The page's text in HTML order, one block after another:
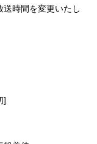
時間を変更いたし
]